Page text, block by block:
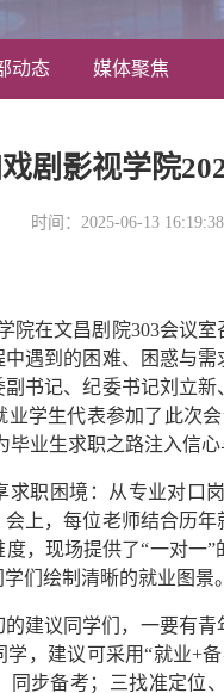
动态 媒体聚焦
剧影视学院
时间：2025-06-13
院在文昌剧院303会议
遇到的困难、困惑与
书记、纪委书记刘立
业学生代表参加了此次
毕业生求职之路注入信
求职困境：从专业对口
上，每位老师结合历
，现场提供了“一对一
们绘制清晰的就业图景
建议同学们，一要有
，建议可采用“就业+
同步备考；三找准定位